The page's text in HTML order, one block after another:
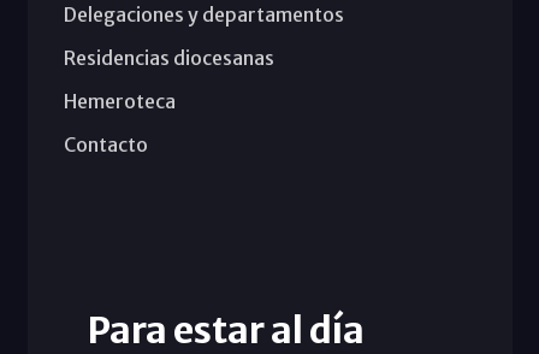
Delegaciones y departamentos
Residencias diocesanas
Hemeroteca
Contacto
Para estar al día